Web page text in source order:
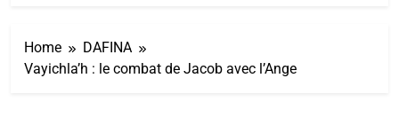
Home
DAFINA
Vayichla’h : le combat de Jacob avec l’Ange